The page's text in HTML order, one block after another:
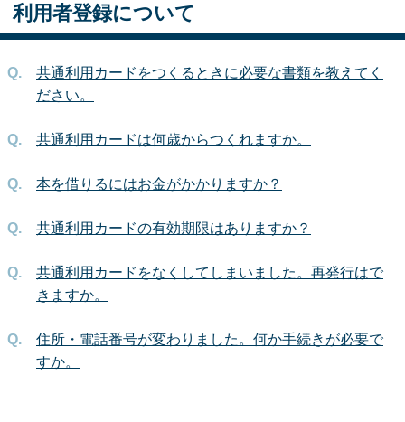
利用者登録について
共通利用カードをつくるときに必要な書類を教えてく
ださい。
共通利用カードは何歳からつくれますか。
本を借りるにはお金がかかりますか？
共通利用カードの有効期限はありますか？
共通利用カードをなくしてしまいました。再発行はで
きますか。
住所・電話番号が変わりました。何か手続きが必要で
すか。